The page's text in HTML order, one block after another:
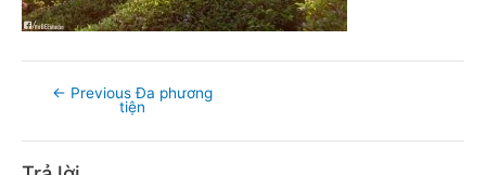
← Previous Đa phương
tiện